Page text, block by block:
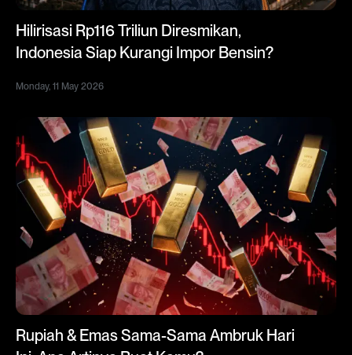
Hilirisasi Rp116 Triliun Diresmikan,
Indonesia Siap Kurangi Impor Bensin?
Monday, 11 May 2026
Rupiah & Emas Sama-Sama Ambruk Hari